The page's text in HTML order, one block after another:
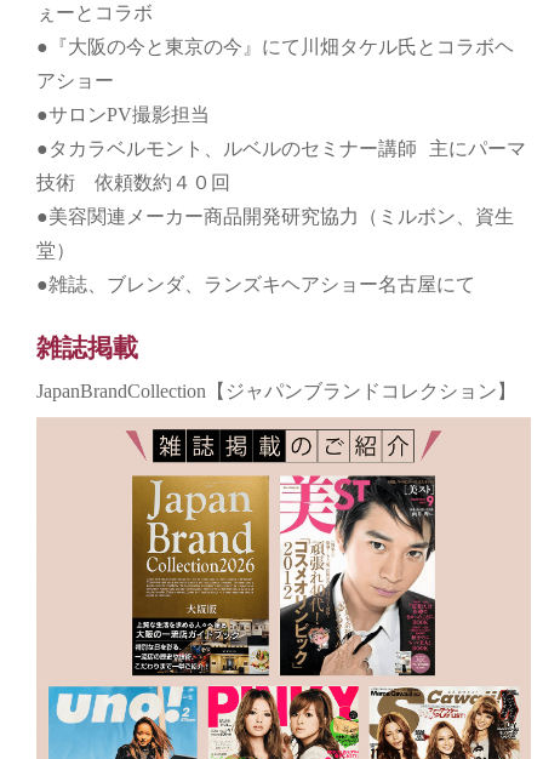
ぇーとコラボ
●『大阪の今と東京の今』にて川畑タケル氏とコラボヘ
アショー
●サロンPV撮影担当
●タカラベルモント、ルベルのセミナー講師 主にパーマ
技術 依頼数約４０回
●美容関連メーカー商品開発研究協力（ミルボン、資生
堂）
●雑誌、ブレンダ、ランズキヘアショー名古屋にて
雑誌掲載
JapanBrandCollection【ジャパンブランドコレクション】